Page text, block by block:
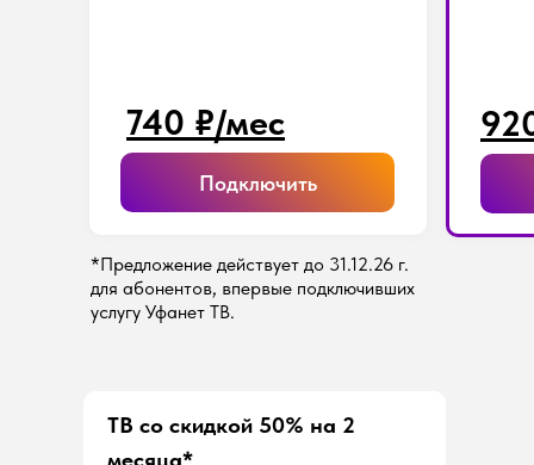
740 ₽/мес
Подключить
*Предложение действует до 31.12.26 г.
для абонентов, впервые подключивших
услугу Уфанет ТВ.
ТВ со скидкой 50% на 2